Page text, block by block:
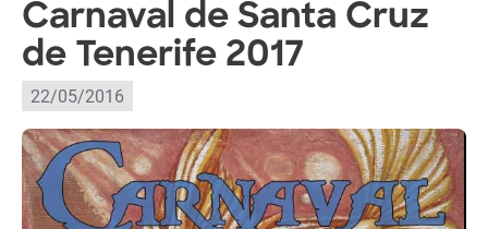
Carnaval de Santa Cruz
de Tenerife 2017
22/05/2016